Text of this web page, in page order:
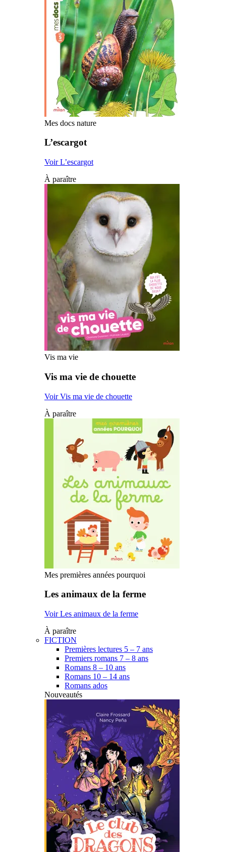
Mes docs nature
L’escargot
Voir L’escargot
À paraître
Vis ma vie
Vis ma vie de chouette
Voir Vis ma vie de chouette
À paraître
Mes premières années pourquoi
Les animaux de la ferme
Voir Les animaux de la ferme
À paraître
FICTION
Premières lectures 5 – 7 ans
Premiers romans 7 – 8 ans
Romans 8 – 10 ans
Romans 10 – 14 ans
Romans ados
Nouveautés